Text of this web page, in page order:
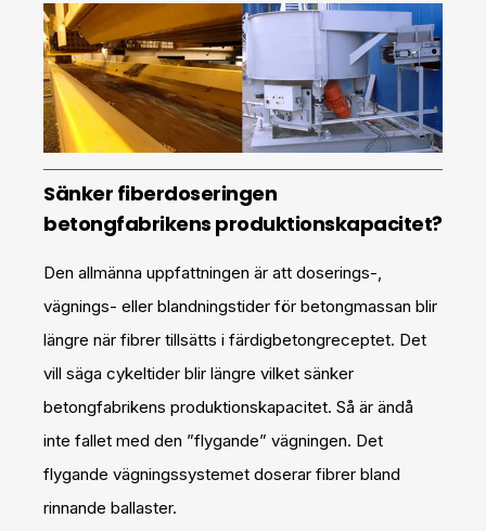
Sänker fiberdoseringen
betongfabrikens produktionskapacitet?
Den allmänna uppfattningen är att doserings-,
vägnings- eller blandningstider för betongmassan blir
längre när fibrer tillsätts i färdigbetongreceptet. Det
vill säga cykeltider blir längre vilket sänker
betongfabrikens produktionskapacitet. Så är ändå
inte fallet med den ”flygande” vägningen. Det
flygande vägningssystemet doserar fibrer bland
rinnande ballaster.